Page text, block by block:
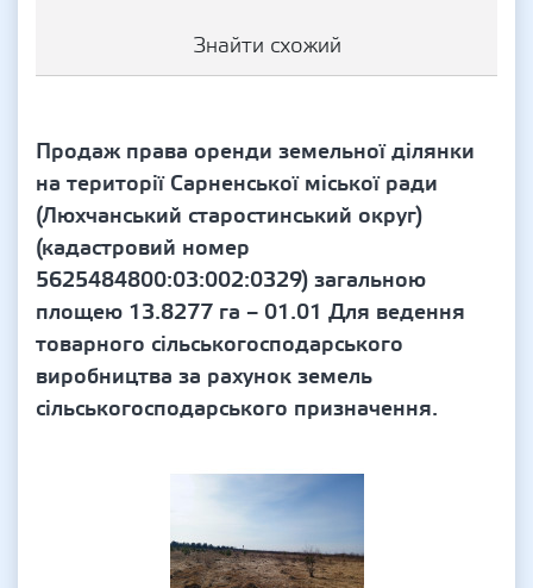
Знайти схожий
Продаж права оренди земельної ділянки
на території Сарненської міської ради
(Люхчанський старостинський округ)
(кадастровий номер
5625484800:03:002:0329) загальною
площею 13.8277 га – 01.01 Для ведення
товарного сільськогосподарського
виробництва за рахунок земель
сільськогосподарського призначення.